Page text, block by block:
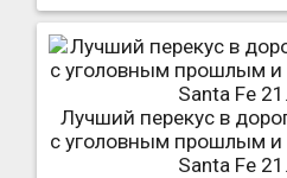
Лучший перекус в
с уголовным прошлым и
Santa Fe